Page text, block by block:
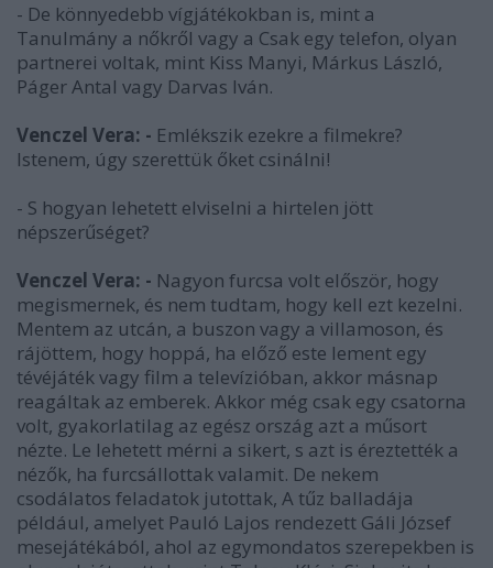
- De könnyedebb vígjátékokban is, mint a
Tanulmány a nőkről vagy a Csak egy telefon, olyan
partnerei voltak, mint Kiss Manyi, Márkus László,
Páger Antal vagy Darvas Iván.
Venczel Vera: - Emlékszik ezekre a filmekre?
Istenem, úgy szerettük őket csinálni!
- S hogyan lehetett elviselni a hirtelen jött
népszerűséget?
Venczel Vera: - Nagyon furcsa volt először, hogy
megismernek, és nem tudtam, hogy kell ezt kezelni.
Mentem az utcán, a buszon vagy a villamoson, és
rájöttem, hogy hoppá, ha előző este lement egy
tévéjáték vagy film a televízióban, akkor másnap
reagáltak az emberek. Akkor még csak egy csatorna
volt, gyakorlatilag az egész ország azt a műsort
nézte. Le lehetett mérni a sikert, s azt is éreztették a
nézők, ha furcsállottak valamit. De nekem
csodálatos feladatok jutottak, A tűz balladája
például, amelyet Pauló Lajos rendezett Gáli József
mesejátékából, ahol az egymondatos szerepekben is